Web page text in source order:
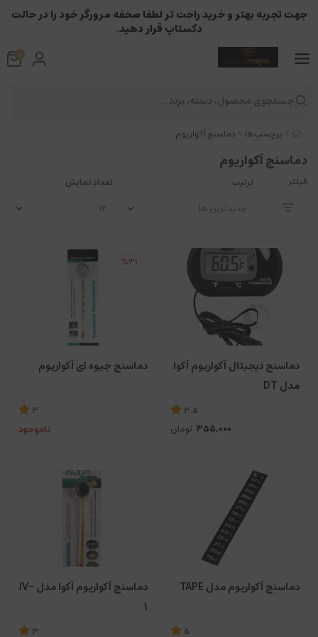
برچسب‌ها دماسنج آکواریوم
دماسنج آکواریوم
فیلتر ترتیب تعداد نمایش
دماسنج دیجیتال آکواریوم آکوا
مدل DT
3.5
355,000 تومان
%31
دماسنج جیوه ای آکواریوم
3
ناموجود
دماسنج آکواریوم مدل TAPE
5
دماسنج آکواریوم آکوا مدل JV-
1
3
جهت تجربه بهتر و خرید راحت تر لطفا صحفه مرورگر خود را در حالت
دکستاپ قرار دهید.
0
جستجوی محصول، دسته، برند...